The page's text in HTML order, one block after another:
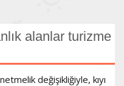
alanlar turizme
değişikliğiyle, kıyı